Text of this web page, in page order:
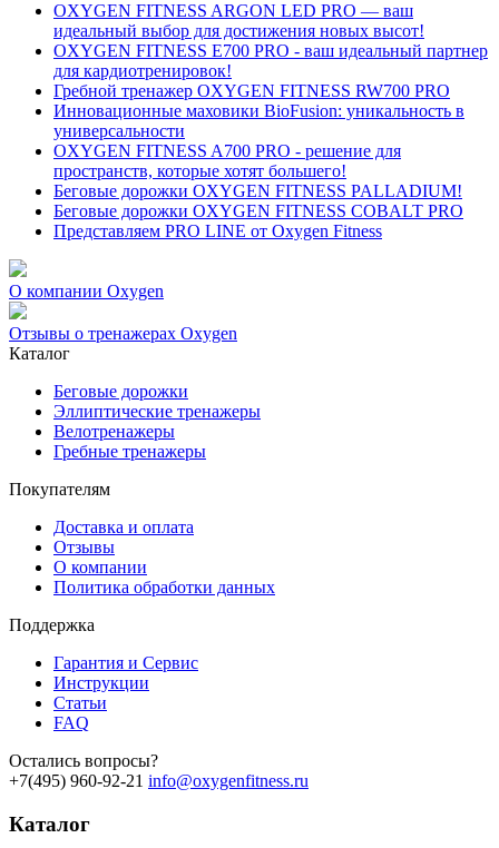
OXYGEN FITNESS ARGON LED PRO — ваш
идеальный выбор для достижения новых высот!
OXYGEN FITNESS E700 PRO - ваш идеальный партнер
для кардиотренировок!
Гребной тренажер OXYGEN FITNESS RW700 PRO
Инновационные маховики BioFusion: уникальность в
универсальности
OXYGEN FITNESS A700 PRO - решение для
пространств, которые хотят большего!
Беговые дорожки OXYGEN FITNESS PALLADIUM!
Беговые дорожки OXYGEN FITNESS COBALT PRO
Представляем PRO LINE от Oxygen Fitness
О компании Oxygen
Отзывы о тренажерах Oxygen
Каталог
Беговые дорожки
Эллиптические тренажеры
Велотренажеры
Гребные тренажеры
Покупателям
Доставка и оплата
Отзывы
О компании
Политика обработки данных
Поддержка
Гарантия и Сервис
Инструкции
Статьи
FAQ
Остались вопросы?
+7(495) 960-92-21 info@oxygenfitness.ru
Каталог